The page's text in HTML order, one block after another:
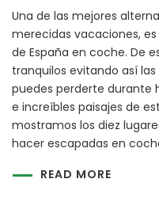
Una de las mejores
merecidas vacaciones,
de España en coche. De
tranquilos evitando así
puedes perderte durante
e increíbles paisajes de
mostramos los diez
hacer escapadas en
READ MORE